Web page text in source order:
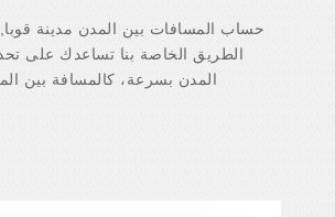
حساب المسافات بين المدن مدينة
الطريق الخاصة بنا تساعدك على
المدن بسرعة، كالمسافة بين